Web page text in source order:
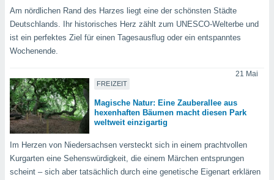
die
und
auf die
davon, ob
oder
Partner
es uns
das
Am nördlichen Rand des Harzes liegt eine der schönsten Städte
Deutschlands. Ihr historisches Herz zählt zum UNESCO-Welterbe und
ist ein perfektes Ziel für einen Tagesausflug oder ein entspanntes
Wochenende.
FREIZEIT
21 Mai
Magische Natur: Eine Zauberallee aus
hexenhaften Bäumen macht diesen Park
weltweit einzigartig
Im Herzen von Niedersachsen versteckt sich in einem prachtvollen
Kurgarten eine Sehenswürdigkeit, die einem Märchen entsprungen
scheint – sich aber tatsächlich durch eine genetische Eigenart erklären